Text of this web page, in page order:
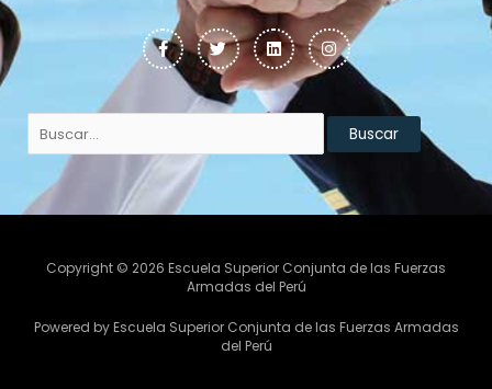
a
c
e
o
f
T
w
i
t
t
e
r
L
i
n
k
e
d
i
I
n
s
t
r
por:
Copyright © 2026 Escuela Superior Conjunta de las Fuerzas
Armadas del Perú
Powered by Escuela Superior Conjunta de las Fuerzas Armadas
del Perú